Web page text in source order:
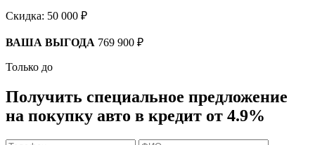
Скидка: 50 000 ₽
ВАША ВЫГОДА 769 900 ₽
Только до
Получить специальное предложение
на покупку авто в кредит от 4.9%